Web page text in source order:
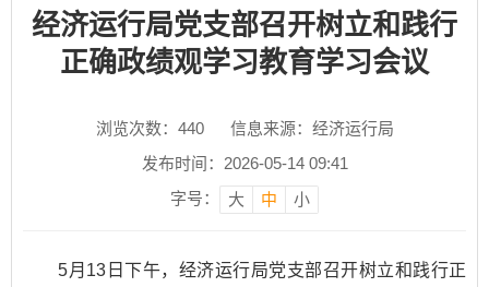
经济运行局党支部召开树立和践行
正确政绩观学习教育学习会议
浏览次数： 440
信息来源：经济运行局
发布时间：2026-05-14 09:41
字号：
大 中 小
5月13日下午，经济运行局党支部召开树立和践行正